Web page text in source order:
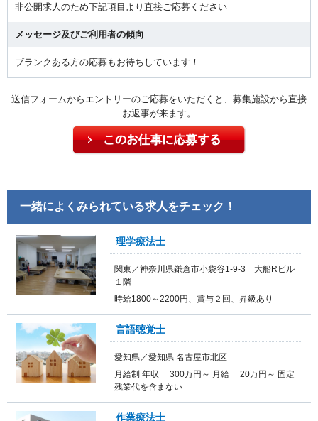
非公開求人のため下記項目より直接ご応募ください
メッセージ及びご利用者の傾向
ブランクある方の応募もお待ちしています！
送信フォームからエントリーのご応募をいただくと、募集施設から直接
お返事が来ます。
一緒によくみられている求人をチェック！
理学療法士
関東／神奈川県鎌倉市小袋谷1-9-3 大船Rビル
１階
時給1800～2200円、賞与２回、昇級あり
言語聴覚士
愛知県／愛知県 名古屋市北区
月給制 年収 300万円～ 月給 20万円～ 固定
残業代を含まない
作業療法士